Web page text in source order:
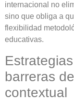
internacional no
sino que obliga a
flexibilidad
educativas.
barreras
contextual